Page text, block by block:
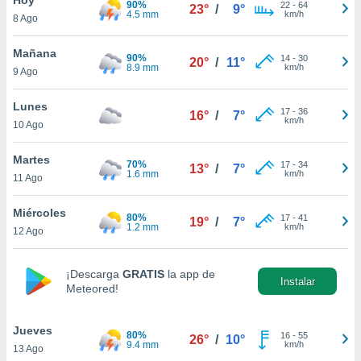
y
en
más
de
cookies
aceptar
8 Ago
90%
4.5 mm
23° / 9° 22- 64
km/h
Mañana
9 Ago
90%
8.9 mm
20° / 11° 14- 30
km/h
Lunes
10 Ago
16° / 7° 17- 36
km/h
Martes
11 Ago
70%
1.6 mm
13° / 7° 17- 34
km/h
Miércoles
12 Ago
80%
1.2 mm
19° / 7° 17- 41
km/h
¡Descarga GRATIS la app de
Meteored!
Instalar
Jueves
13 Ago
80%
9.4 mm
26° / 10° 16- 55
km/h